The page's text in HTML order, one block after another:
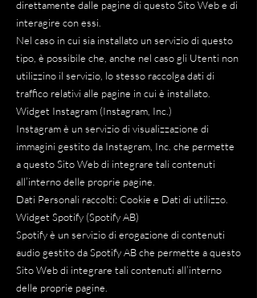
direttamente dalle pagine di questo Sito Web e di
interagire con essi.
Nel caso in cui sia installato un servizio di questo
tipo, è possibile che, anche nel caso gli Utenti non
utilizzino il servizio, lo stesso raccolga dati di
traffico relativi alle pagine in cui è installato.
Widget Instagram (Instagram, Inc.)
Instagram è un servizio di visualizzazione di
immagini gestito da Instagram, Inc. che permette
a questo Sito Web di integrare tali contenuti
all’interno delle proprie pagine.
Dati Personali raccolti: Cookie e Dati di utilizzo.
Widget Spotify (Spotify AB)
Spotify è un servizio di erogazione di contenuti
audio gestito da Spotify AB che permette a questo
Sito Web di integrare tali contenuti all’interno
delle proprie pagine.